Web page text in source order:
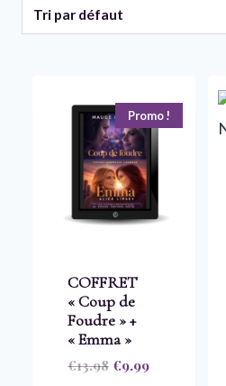
Promo !
COFFRET
« Coup de
Foudre » +
« Emma »
€13.98 Le
€9.99Le